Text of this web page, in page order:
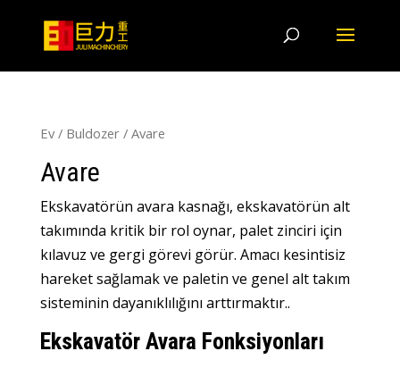
Ev/ Buldozer/ Avare
Avare
Ekskavatörün avara kasnağı, ekskavatörün alt
takımında kritik bir rol oynar, palet zinciri için
kılavuz ve gergi görevi görür. Amacı kesintisiz
hareket sağlamak ve paletin ve genel alt takım
sisteminin dayanıklılığını arttırmaktır..
Ekskavatör Avara Fonksiyonları